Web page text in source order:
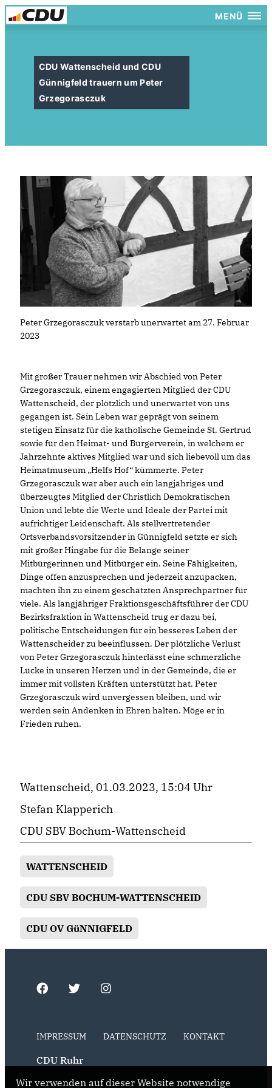
MENÜ
CDU Wattenscheid und CDU
Günnigfeld trauern um Peter
Grzegorasczuk
Peter Grzegorasczuk verstarb unerwartet am 27. Februar
2023
Mit großer Trauer nehmen wir Abschied von Peter
Grzegorasczuk, einem engagierten Mitglied der CDU
Wattenscheid, der plötzlich und unerwartet von uns
gegangen ist. Sein Leben war geprägt von seinem
stetigen Einsatz für die katholische Gemeinde St. Gertrud
sowie für den Heimat- und Bürgerverein, in welchem er
Jahrzehnte aktives Mitglied war und sich liebevoll um das
Heimatmuseum „Helfs Hof“ kümmerte. Peter
Grzegorasczuk war aber auch ein langjähriges und
überzeugtes Mitglied der Christlich Demokratischen
Union und lebte die Werte und Ideale der Partei mit
aufrichtiger Leidenschaft. Als stellvertretender
Ortsverbandsvorsitzender in Günnigfeld setzte er sich
mit großer Hingabe für die Belange seiner
Mitbürgerinnen und Mitbürger ein. Seine Fähigkeiten,
Dinge offen anzusprechen und jederzeit anzupacken,
machten ihn zu einem geschätzten Ansprechpartner für
viele. Als langjähriger Fraktionsgeschäftsführer der CDU
Bezirksfraktion in Wattenscheid trug er dazu bei,
politische Entscheidungen für ein besseres Leben der
Wattenscheider zu beeinflussen. Der plötzliche Verlust
von Peter Grzegorasczuk hinterlässt eine schmerzliche
Lücke in unseren Herzen und in der Gemeinde, die er
immer mit vollsten Kräften unterstützt hat. Peter
Grzegorasczuk wird unvergessen bleiben, und wir
werden sein Andenken in Ehren halten. Möge er in
Frieden ruhen.
Wattenscheid, 01.03.2023, 15:04 Uhr
Stefan Klapperich
CDU SBV Bochum-Wattenscheid
WATTENSCHEID
CDU SBV BOCHUM-WATTENSCHEID
CDU OV GüNNIGFELD
IMPRESSUM DATENSCHUTZ KONTAKT
CDU Ruhr
Wir verwenden auf dieser Website notwendige